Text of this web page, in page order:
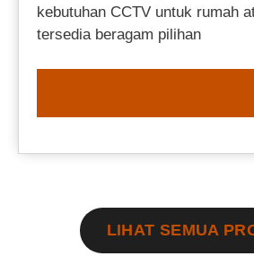
kebutuhan CCTV untuk rumah
tersedia beragam pilihan
LIHAT SEMUA